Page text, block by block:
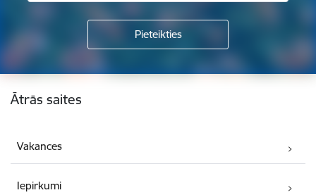
Kājene
Ātrās saites
Vakances
Iepirkumi